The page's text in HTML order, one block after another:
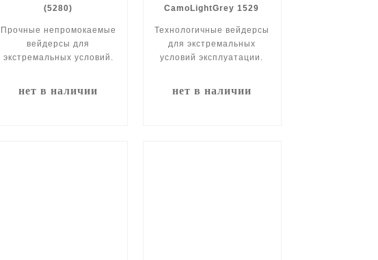
(5280)
Прочные непромокаемые
вейдерсы для
экстремальных условий.
нет в наличии
CamoLightGrey 1529
Технологичные вейдерсы
для экстремальных
условий эксплуатации.
нет в наличии